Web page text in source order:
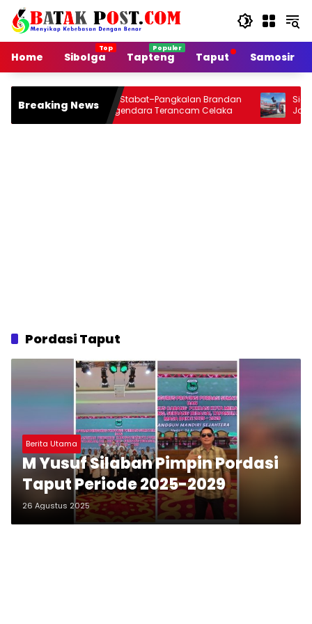
Langsung
konten
Home
Sibolga Tapteng Taput Samosir
Breaking News
Jalan Arteri Stabat–Pangkalan Brandan
Rusak, Pengendara Terancam Celaka
Siang Ini
Jou 2026 di
Malamnya
Pordasi Taput
Berita Utama
M Yusuf Silaban Pimpin Pordasi
Taput Periode 2025-2029
26 Agustus 2025